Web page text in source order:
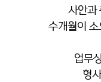
사안과
수개월이
업무
형